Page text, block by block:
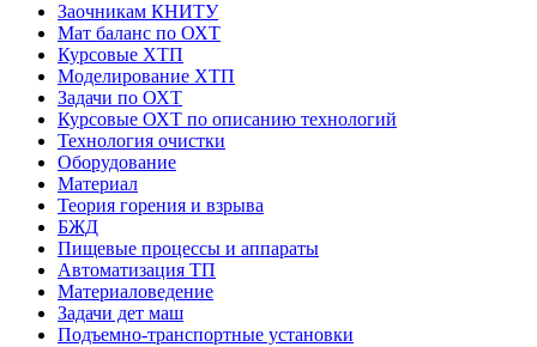
Заочникам КНИТУ
Мат баланс по ОХТ
Курсовые ХТП
Моделирование ХТП
Задачи по ОХТ
Курсовые ОХТ по описанию технологий
Технология очистки
Оборудование
Материал
Теория горения и взрыва
БЖД
Пищевые процессы и аппараты
Автоматизация ТП
Материаловедение
Задачи дет маш
Подъемно-транспортные установки